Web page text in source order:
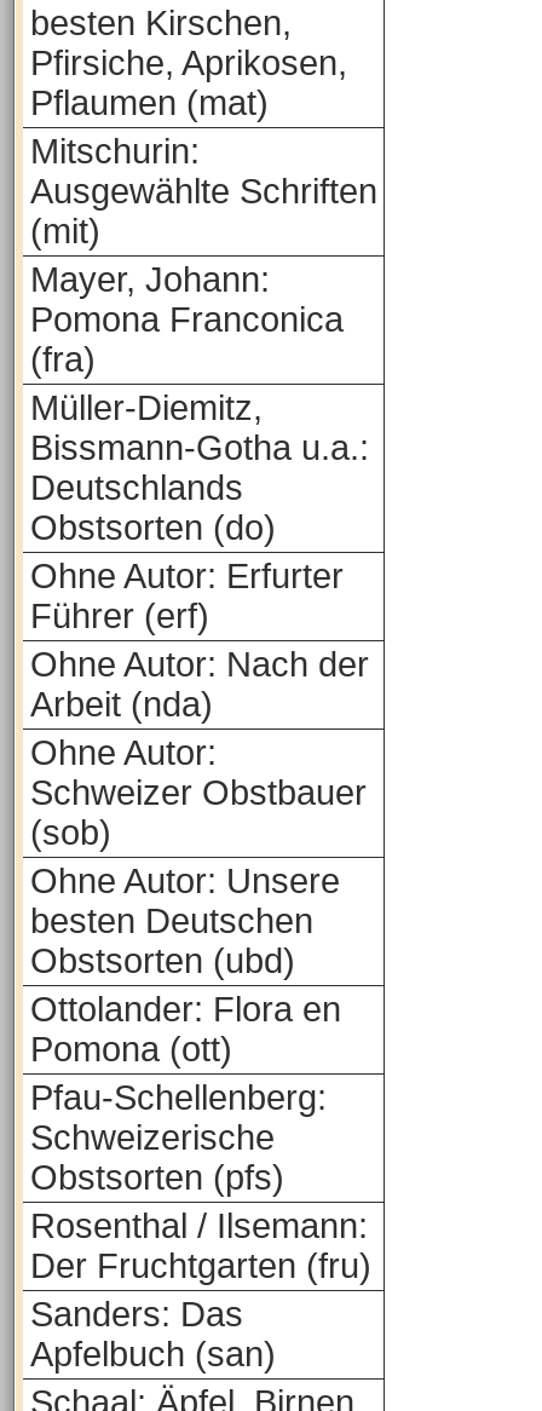
besten Kirschen,
Pfirsiche, Aprikosen,
Pflaumen (mat)
Mitschurin:
Ausgewählte Schriften
(mit)
Mayer, Johann:
Pomona Franconica
(fra)
Müller-Diemitz,
Bissmann-Gotha u.a.:
Deutschlands
Obstsorten (do)
Ohne Autor: Erfurter
Führer (erf)
Ohne Autor: Nach der
Arbeit (nda)
Ohne Autor:
Schweizer Obstbauer
(sob)
Ohne Autor: Unsere
besten Deutschen
Obstsorten (ubd)
Ottolander: Flora en
Pomona (ott)
Pfau-Schellenberg:
Schweizerische
Obstsorten (pfs)
Rosenthal / Ilsemann:
Der Fruchtgarten (fru)
Sanders: Das
Apfelbuch (san)
Schaal: Äpfel, Birnen,